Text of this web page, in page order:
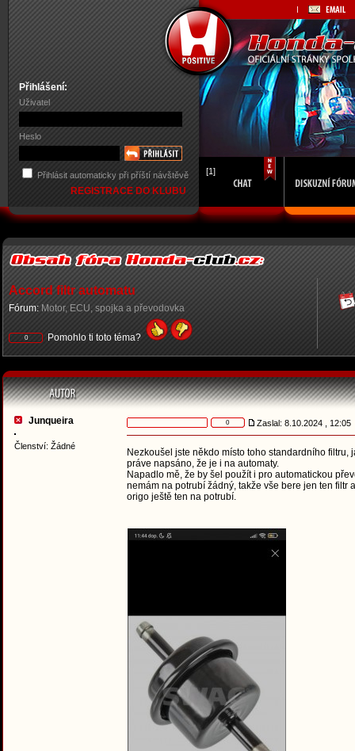
Přihlášení:
Uživatel
Heslo
Přihlásit automaticky při příští návštěvě
REGISTRACE DO KLUBU
[1]
Accord filtr automatu
Fórum: Motor, ECU, spojka a převodovka
0 Pomohlo ti toto téma?
Junqueira
Členství: Žádné
0 Zaslal: 8.10.2024 , 12:05
Nezkoušel jste někdo místo toho standardního
práve napsáno, že je i na automaty.
Napadlo mě, že by šel použít i pro automatickou
nemám na potrubí žádný, takže vše bere jen ten filtr
origo ještě ten na potrubí.